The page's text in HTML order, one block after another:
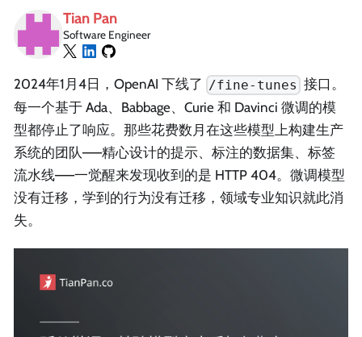
Tian Pan
Software Engineer
2024年1月4日，OpenAI 下线了 /fine-tunes 接口。
每一个基于 Ada、Babbage、Curie 和 Davinci 微调的模
型都停止了响应。那些花费数月在这些模型上构建生产
系统的团队——精心设计的提示、标注的数据集、标签
流水线——一觉醒来发现收到的是 HTTP 404。微调模型
没有迁移，学到的行为没有迁移，领域专业知识就此消
失。